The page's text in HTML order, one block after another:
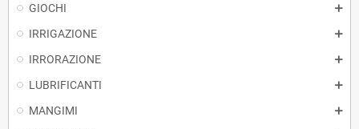
GIOCHI
IRRIGAZIONE
IRRORAZIONE
LUBRIFICANTI
MANGIMI